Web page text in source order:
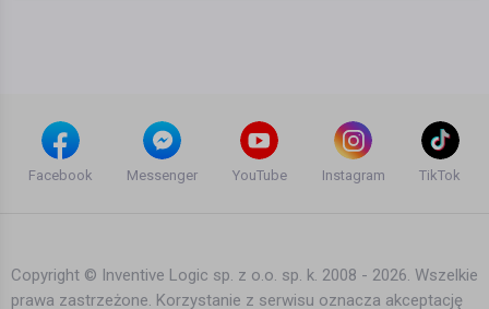
Facebook Messenger YouTube Instagram TikTok
Copyright © Inventive Logic sp. z o.o. sp. k. 2008 - 2026. Wszelkie
prawa zastrzeżone. Korzystanie z serwisu oznacza akceptację